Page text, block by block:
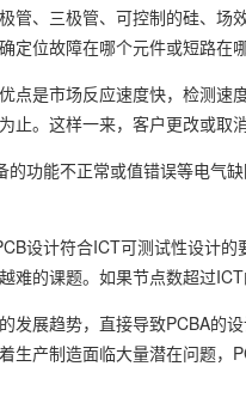
管、三极管、可控制的硅、
定位故障在哪个元件或短路在哪
点是市场反应速度快，检测速
止。这样一来，客户更改或取
的功能不正常或值错误等电气
设计符合ICT可测试性设计
难的课题。如果节点数超过
发展趋势，直接导致PCBA的
生产制造面临大量潜在问题，